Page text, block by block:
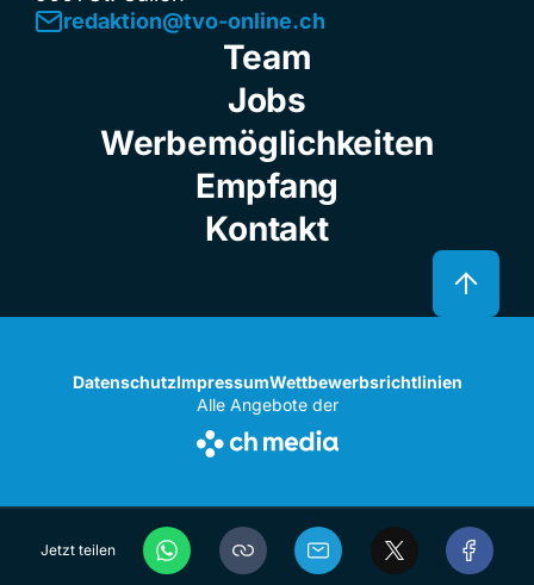
Jetzt teilen
redaktion@tvo-online.ch
Team
Jobs
Werbemöglichkeiten
Empfang
Kontakt
DatenschutzImpressumWettbewerbsrichtlinien
Alle Angebote der